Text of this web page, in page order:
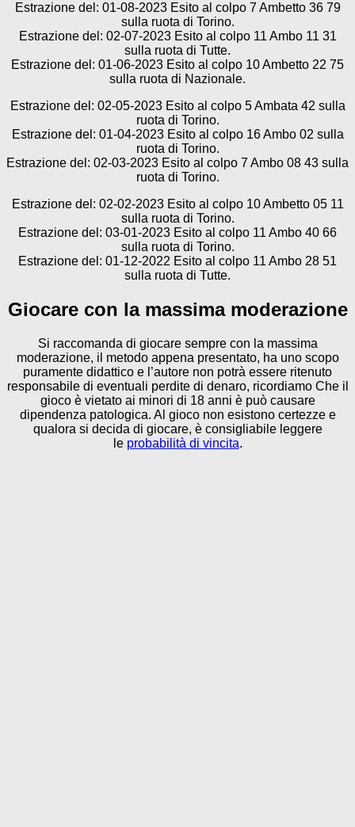
Estrazione del: 01-08-2023 Esito al colpo 7 Ambetto 36 79
sulla ruota di Torino.
Estrazione del: 02-07-2023 Esito al colpo 11 Ambo 11 31
sulla ruota di Tutte.
Estrazione del: 01-06-2023 Esito al colpo 10 Ambetto 22 75
sulla ruota di Nazionale.
Estrazione del: 02-05-2023 Esito al colpo 5 Ambata 42 sulla
ruota di Torino.
Estrazione del: 01-04-2023 Esito al colpo 16 Ambo 02 sulla
ruota di Torino.
Estrazione del: 02-03-2023 Esito al colpo 7 Ambo 08 43 sulla
ruota di Torino.
Estrazione del: 02-02-2023 Esito al colpo 10 Ambetto 05 11
sulla ruota di Torino.
Estrazione del: 03-01-2023 Esito al colpo 11 Ambo 40 66
sulla ruota di Torino.
Estrazione del: 01-12-2022 Esito al colpo 11 Ambo 28 51
sulla ruota di Tutte.
Giocare con la massima moderazione
Si raccomanda di giocare sempre con la massima
moderazione, il metodo appena presentato, ha uno scopo
puramente didattico e l’autore non potrà essere ritenuto
responsabile di eventuali perdite di denaro, ricordiamo Che il
gioco è vietato ai minori di 18 anni è può causare
dipendenza patologica. Al gioco non esistono certezze e
qualora si decida di giocare, è consigliabile leggere
le probabilità di vincita.